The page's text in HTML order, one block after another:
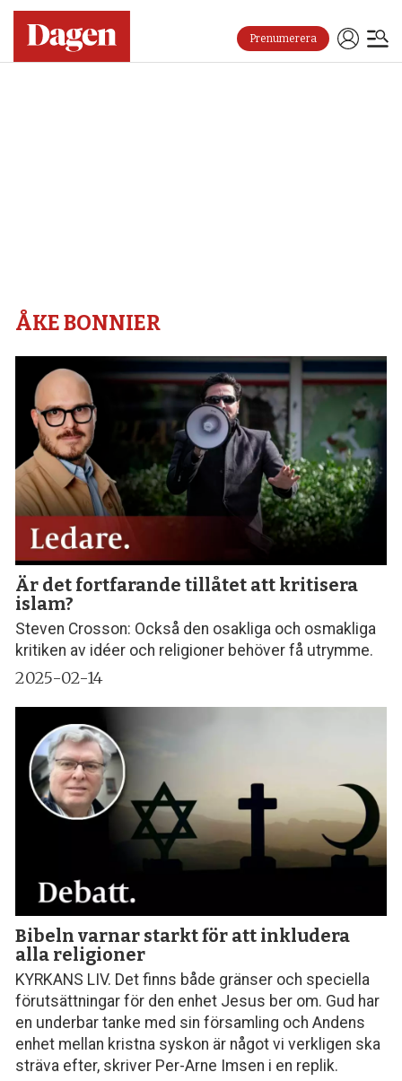
Prenumerera
ÅKE BONNIER
Är det fortfarande tillåtet att kritisera
islam?
Steven Crosson: Också den osakliga och osmakliga
kritiken av idéer och religioner behöver få utrymme.
2025-02-14
Bibeln varnar starkt för att inkludera
alla religioner
KYRKANS LIV. Det finns både gränser och speciella
förutsättningar för den enhet Jesus ber om. Gud har
en underbar tanke med sin församling och Andens
enhet mellan kristna syskon är något vi verkligen ska
sträva efter, skriver Per-Arne Imsen i en replik.